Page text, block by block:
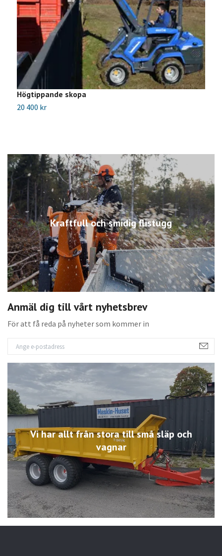
Kraftfull och smidig flistugg
Anmäl dig till vårt nyhetsbrev
För att få reda på nyheter som kommer in
Vi har allt från stora till små släp och
vagnar
Högtippande skopa
20 400 kr